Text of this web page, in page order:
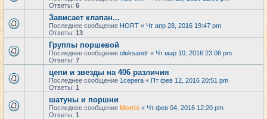
Ответы: 6
Зависает клапан...
Последнее сообщение HORT « Чт апр 28, 2016 19:47 pm
Ответы: 13
Группы поршевой
Последнее сообщение oleksandr « Чт мар 10, 2016 23:06 pm
Ответы: 7
цепи и звезды на 406 различия
Последнее сообщение 1cepera « Пт фев 12, 2016 20:51 pm
Ответы: 1
шатуны и поршни
Последнее сообщение Mortis « Чт фев 04, 2016 12:20 pm
Ответы: 1